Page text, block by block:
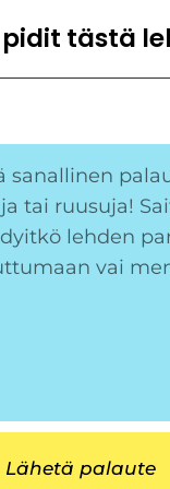
tästä
Lähetä palaute